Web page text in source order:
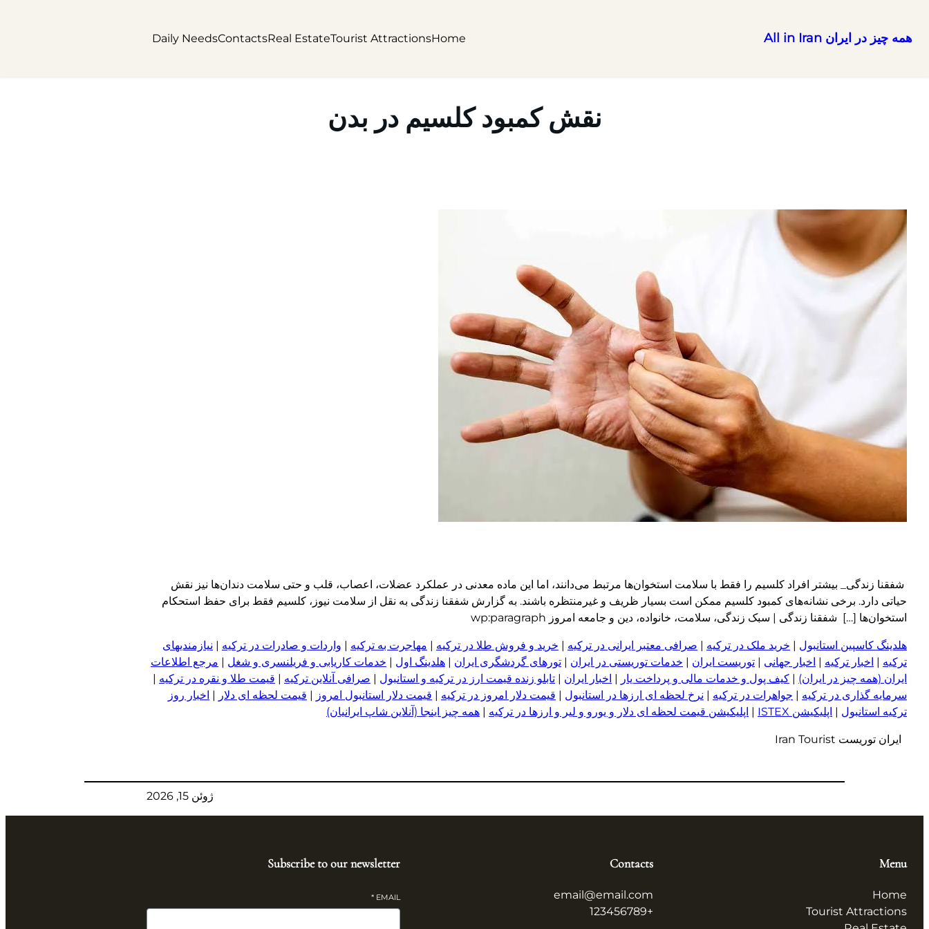
همه چیز در ایران All in Iran Home
Tourist Attractions
Real Estate
Contacts
Daily Needs
نقش کمبود کلسیم در بدن
شفقنا زندگی_ بیشتر افراد کلسیم را فقط با سلامت استخوان‌ها مرتبط می‌دانند، اما این ماده معدنی در عملکرد عضلات، اعصاب، قلب و حتی سلامت دندان‌ها نیز نقش
حیاتی دارد. برخی نشانه‌های کمبود کلسیم ممکن است بسیار ظریف و غیرمنتظره باشند. به گزارش شفقنا زندگی به نقل از سلامت نیوز، کلسیم فقط برای حفظ استحکام
استخوان‌ها […] شفقنا زندگی | سبک زندگی، سلامت، خانواده، دین و جامعه امروز wp:paragraph
هلدینگ کاسپین استانبول | خرید ملک در ترکیه | صرافی معتبر ایرانی در ترکیه | خرید و فروش طلا در ترکیه | مهاجرت به ترکیه | واردات و صادرات در ترکیه | نیازمندیهای
ترکیه | اخبار ترکیه | اخبار جهانی | توریست ایران | خدمات توریستی در ایران | تورهای گردشگری ایران | هلدینگ اول | خدمات کاریابی و فریلنسری و شغل | مرجع اطلاعات
ایران (همه چیز در ایران) | کیف پول و خدمات مالی و پرداخت یار | اخبار ایران | تابلو زنده قیمت ارز در ترکیه و استانبول | صرافی آنلاین ترکیه | قیمت طلا و نقره در ترکیه |
سرمایه گذاری در ترکیه | جواهرات در ترکیه | نرخ لحظه ای ارزها در استانبول | قیمت دلار امروز در ترکیه | قیمت دلار استانبول امروز | قیمت لحظه ای دلار | اخبار روز
ترکیه استانبول | اپلیکیشن ISTEX | اپلیکیشن قیمت لحظه ای دلار و یورو و لیر و ار زها در ترکیه | همه چیز اینجا (آنلاین شاپ ایرانیان)
ایران توریست Iran Tourist
ژوئن 15, 2026
Menu
Home
Tourist Attractions
Contacts
email@email.com
+123456789
Subscribe to our newsletter
EMAIL
*